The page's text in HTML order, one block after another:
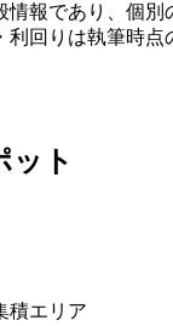
情報であり、個別
利回りは執筆時点
ット
積エリア